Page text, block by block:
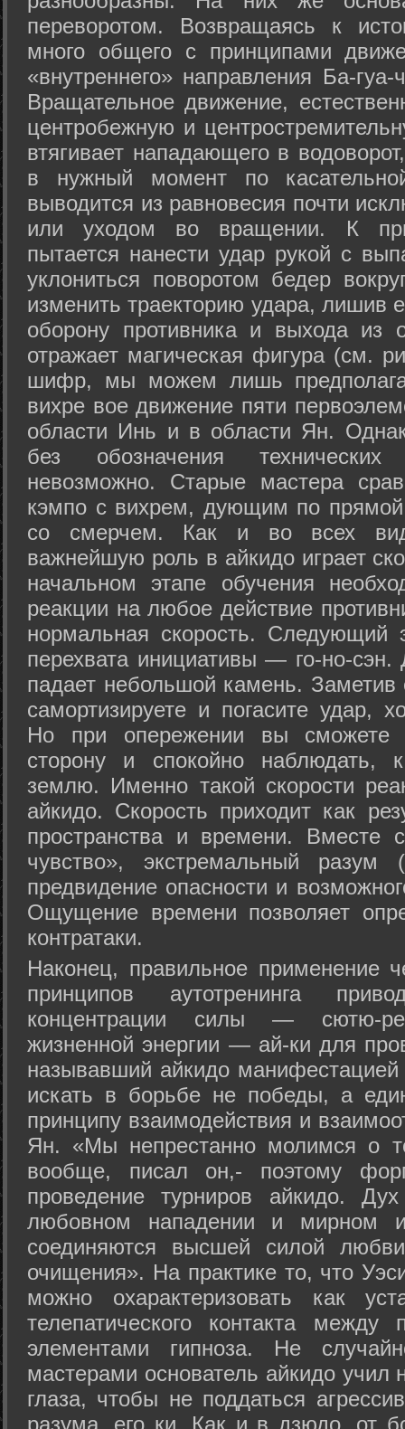
переворотом. Возвращаясь к
много общего с принципами
«внутреннего» направления Ба-
Вращательное движение,
центробежную и
втягивает нападающего в
в нужный момент по
выводится из равновесия почти
или уходом во вращении. К
пытается нанести удар рукой с
уклониться поворотом бедер
изменить траекторию удара, лишив
оборону противника и выхода из
отражает магическая фигура (см.
шифр, мы можем лишь
вихре вое движение пяти
области Инь и в области Ян.
без обозначения
невозможно. Старые мастера
кэмпо с вихрем, дующим по
со смерчем. Как и во всех
важнейшую роль в айкидо играет
начальном этапе обучения
реакции на любое действие
нормальная скорость.
перехвата инициативы — го-но-
падает небольшой камень.
самортизируете и погасите удар,
Но при опережении вы сможете
сторону и спокойно наблюдать,
землю. Именно такой скорости
айкидо. Скорость приходит как
пространства и времени. Вместе
чувство», экстремальный разум
предвидение опасности и
Ощущение времени позволяет
контратаки.
Наконец, правильное применение
принципов аутотренинга
концентрации силы — сютю-
жизненной энергии — ай-ки для
называвший айкидо
искать в борьбе не победы, а
принципу взаимодействия и
Ян. «Мы непрестанно молимся о
вообще, писал он,- поэтому
проведение турниров айкидо.
любовном нападении и мирном
соединяются высшей силой
очищения». На практике то, что
можно охарактеризовать как
телепатического контакта между
элементами гипноза. Не
мастерами основатель айкидо учил
глаза, чтобы не поддаться
разума, его ки. Как и в дзюдо, от